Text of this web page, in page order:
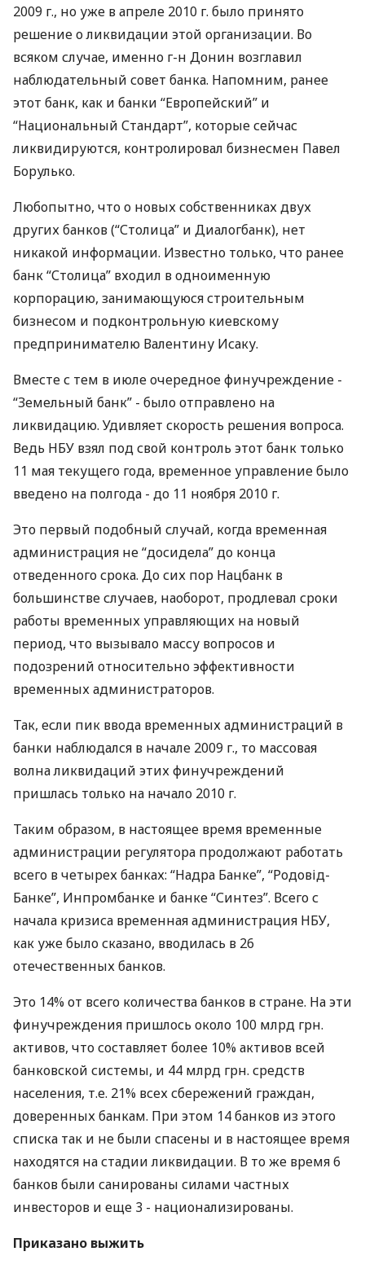
2009 г., но уже в апреле 2010 г. было принято
решение о ликвидации этой организации. Во
всяком случае, именно г-н Донин возглавил
наблюдательный совет банка. Напомним, ранее
этот банк, как и банки “Европейский” и
“Национальный Стандарт”, которые сейчас
ликвидируются, контролировал бизнесмен Павел
Борулько.
Любопытно, что о новых собственниках двух
других банков (“Столица” и Диалогбанк), нет
никакой информации. Известно только, что ранее
банк “Столица” входил в одноименную
корпорацию, занимающуюся строительным
бизнесом и подконтрольную киевскому
предпринимателю Валентину Исаку.
Вместе с тем в июле очередное финучреждение -
“Земельный банк” - было отправлено на
ликвидацию. Удивляет скорость решения вопроса.
Ведь НБУ взял под свой контроль этот банк только
11 мая текущего года, временное управление было
введено на полгода - до 11 ноября 2010 г.
Это первый подобный случай, когда временная
администрация не “досидела” до конца
отведенного срока. До сих пор Нацбанк в
большинстве случаев, наоборот, продлевал сроки
работы временных управляющих на новый
период, что вызывало массу вопросов и
подозрений относительно эффективности
временных администраторов.
Так, если пик ввода временных администраций в
банки наблюдался в начале 2009 г., то массовая
волна ликвидаций этих финучреждений
пришлась только на начало 2010 г.
Таким образом, в настоящее время временные
администрации регулятора продолжают работать
всего в четырех банках: “Надра Банке”, “Родовід-
Банке”, Инпромбанке и банке “Синтез”. Всего с
начала кризиса временная администрация НБУ,
как уже было сказано, вводилась в 26
отечественных банков.
Это 14% от всего количества банков в стране. На эти
финучреждения пришлось около 100 млрд грн.
активов, что составляет более 10% активов всей
банковской системы, и 44 млрд грн. средств
населения, т.е. 21% всех сбережений граждан,
доверенных банкам. При этом 14 банков из этого
списка так и не были спасены и в настоящее время
находятся на стадии ликвидации. В то же время 6
банков были санированы силами частных
инвесторов и еще 3 - национализированы.
Приказано выжить